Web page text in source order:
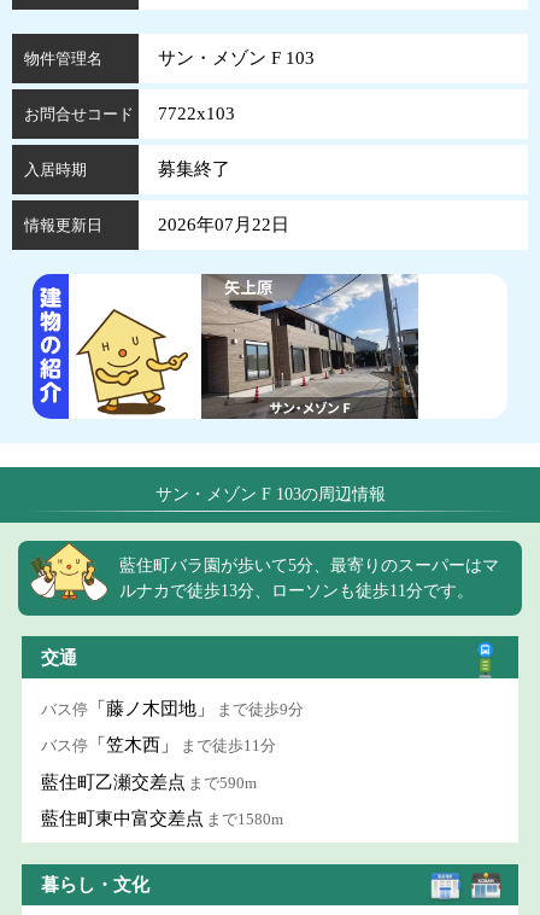
物件管理名 サン・メゾン F 103
お問合せコード 7722x103
入居時期 募集終了
情報更新日 2026年07月22日
サン・メゾン F 103の周辺情報
藍住町バラ園が歩いて5分、最寄りのスーパーはマ
ルナカで徒歩13分、ローソンも徒歩11分です。
交通
バス停 「藤ノ木団地」 まで徒歩9分
バス停 「笠木西」 まで徒歩11分
藍住町乙瀬交差点 まで590m
藍住町東中富交差点 まで1580m
暮らし・文化